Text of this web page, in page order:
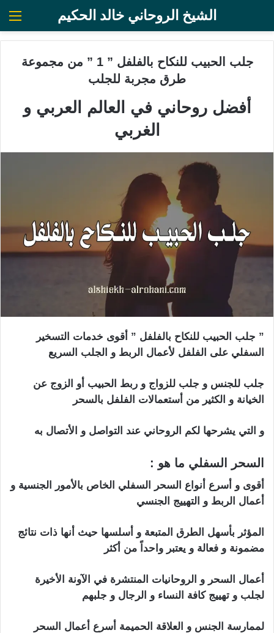
الشيخ الروحاني خالد الحكيم
جلب الحبيب للنكاح بالفلفل ” 1 ” من مجموعة
طرق مجربة للجلب
أفضل روحاني في العالم العربي و
الغربي
” جلب الحبيب للنكاح بالفلفل ” أقوى خدمات التسخير
السفلي على الفلفل لأعمال الربط و الجلب السريع
جلب للجنس و جلب للزواج و ربط الحبيب أو الزوج عن
الخيانة و الكثير من أستعمالات الفلفل بالسحر
و التي يشرحها لكم الروحاني عند التواصل و الأتصال به
السحر السفلي ما هو :
أقوى و أسرع أنواع السحر السفلي الخاص بالأمور الجنسية و
أعمال الربط و التهييج الجنسي
المؤثر بأسهل الطرق المتبعة و أسلسها حيث أنها ذات نتائج
مضمونة و فعالة و يعتبر واحداً من أكثر
أعمال السحر و الروحانيات المنتشرة في الآونة الأخيرة
لجلب و تهييج كافة النساء و الرجال و جلبهم
لممارسة الجنس و العلاقة الحميمة أسرع أعمال السحر